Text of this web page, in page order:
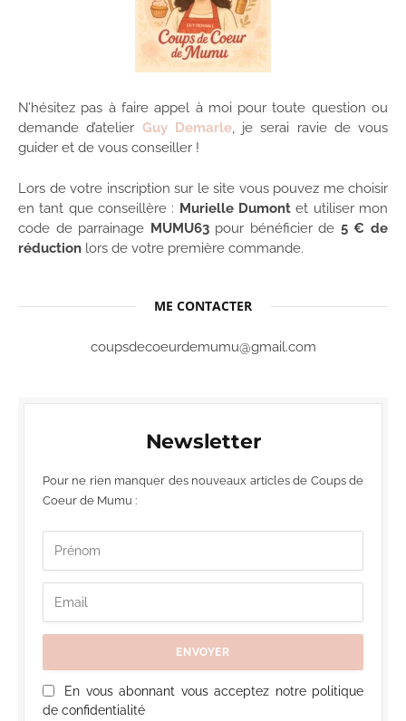
N’hésitez pas à faire appel à moi pour toute question ou
demande d’atelier Guy Demarle, je serai ravie de vous
guider et de vous conseiller !
Lors de votre inscription sur le site vous pouvez me choisir
en tant que conseillère : Murielle Dumont et utiliser mon
code de parrainage MUMU63pour bénéficier de 5 € de
réduction lors de votre première commande.
ME CONTACTER
coupsdecoeurdemumu@gmail.com
Newsletter
Pour ne rien manquer des nouveaux articles de Coups de
Coeur de Mumu :
En vous abonnant vous acceptez notre politique
de confidentialité